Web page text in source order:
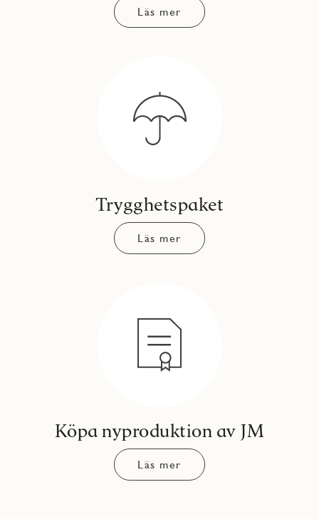
Läs mer
Trygghetspaket
Läs mer
Köpa nyproduktion av JM
Läs mer